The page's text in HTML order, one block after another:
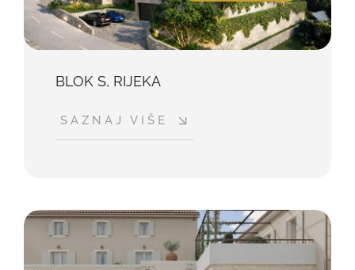
BLOK S, RIJEKA
SAZNAJ VIŠE